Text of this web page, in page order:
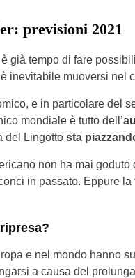
previsioni 2021
già tempo di fare possibili
inevitabile muoversi nel
e in particolare del
mondiale è tutto dell’
del Lingotto sta
non ha mai
in passato. Eppure
e nel mondo hanno
a causa del